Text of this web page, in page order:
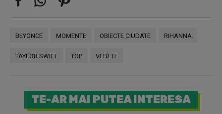
BEYONCE MOMENTE OBIECTE CIUDATE RIHANNA
TAYLOR SWIFT TOP VEDETE
TE-AR MAI PUTEA INTERESA